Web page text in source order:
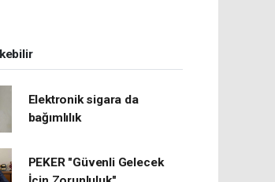
Elektronik sigara da
bağımlılık
PEKER "Güvenli Gelecek